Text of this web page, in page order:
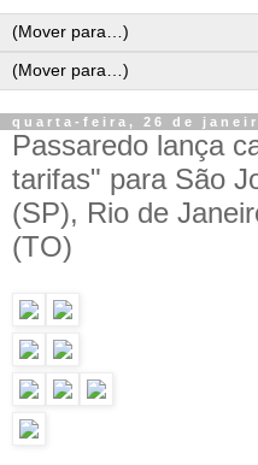
quarta-feira, 26 de
Passaredo lança
tarifas" para São
(SP), Rio de
(TO)